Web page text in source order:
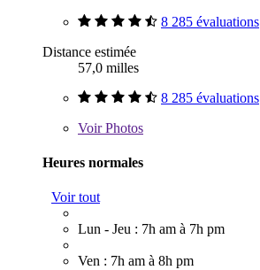
8 285 évaluations
Distance estimée
57,0 milles
8 285 évaluations
VoirPhotos
Heures normales
Voir tout
Lun - Jeu : 7h am à 7h pm
Ven : 7h am à 8h pm